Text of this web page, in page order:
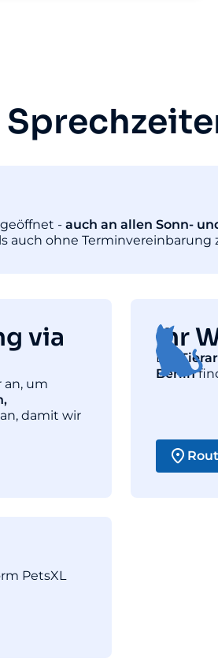
geöffnet - auch an allen Sonn-
auch ohne Terminvereinbarung
via
an, um
damit wir
Ihr
Die
Berlin
PetsXL